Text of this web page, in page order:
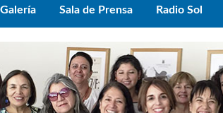
Galería Sala de Prensa Radio Sol